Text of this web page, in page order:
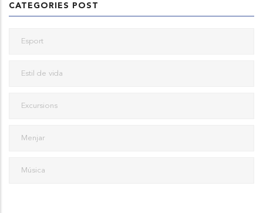
CATEGORIES POST
Esport
Estil de vida
Excursions
Menjar
Música